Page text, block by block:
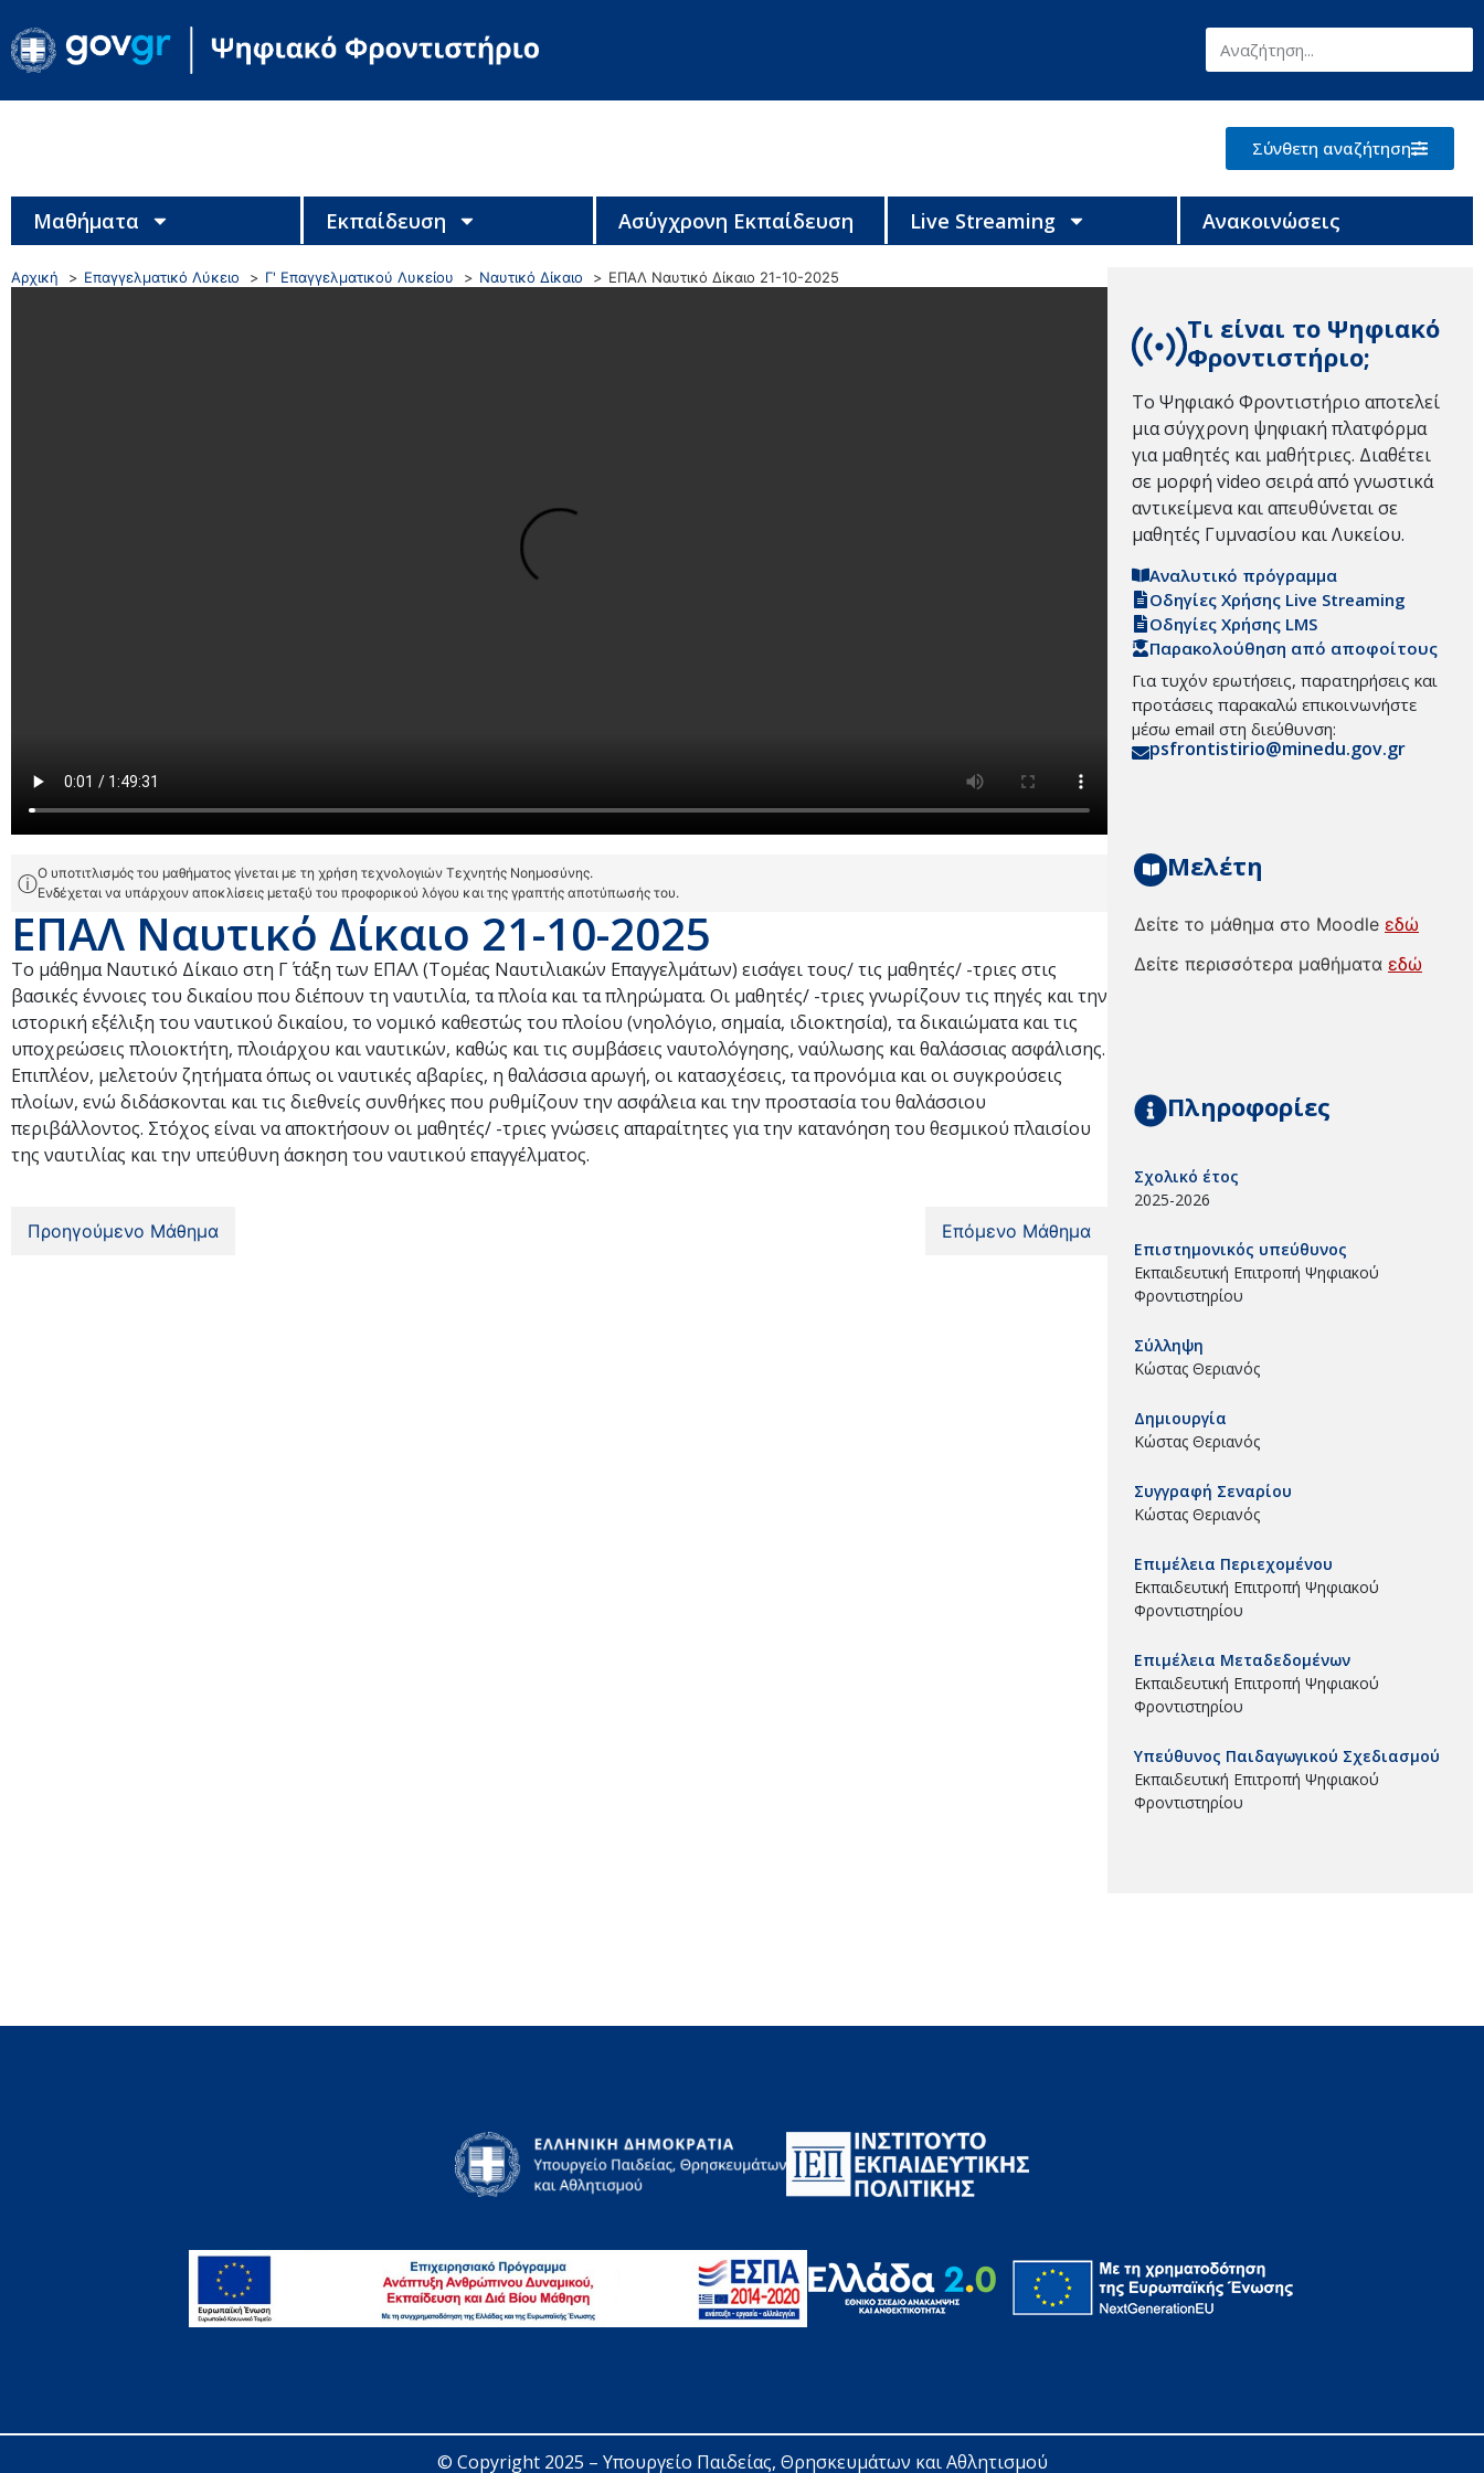
Σύνθετη αναζήτηση
Μαθήματα Εκπαίδευση Ασύγχρονη Εκπαίδευση Live Streaming Ανακοινώσεις
Αρχική Επαγγελματικό Λύκειο Γ' Επαγγελματικού Λυκείου Ναυτικό Δίκαιο ΕΠΑΛ Ναυτικό Δίκαιο 21-10-2025
ⓘΟ υποτιτλισμός του μαθήματος γίνεται με τη χρήση τεχνολογιών Τεχνητής Νοημοσύνης.
Ενδέχεται να υπάρχουν αποκλίσεις μεταξύ του προφορικού λόγου και της γραπτής αποτύπωσής του.
ΕΠΑΛ Ναυτικό Δίκαιο 21-10-2025
Το μάθημα Ναυτικό Δίκαιο στη Γ΄ τάξη των ΕΠΑΛ (Τομέας Ναυτιλιακών Επαγγελμάτων) εισάγει τους/ τις μαθητές/ -τριες στις
βασικές έννοιες του δικαίου που διέπουν τη ναυτιλία, τα πλοία και τα πληρώματα. Οι μαθητές/ -τριες γνωρίζουν τις πηγές και την
ιστορική εξέλιξη του ναυτικού δικαίου, το νομικό καθεστώς του πλοίου (νηολόγιο, σημαία, ιδιοκτησία), τα δικαιώματα και τις
υποχρεώσεις πλοιοκτήτη, πλοιάρχου και ναυτικών, καθώς και τις συμβάσεις ναυτολόγησης, ναύλωσης και θαλάσσιας ασφάλισης.
Επιπλέον, μελετούν ζητήματα όπως οι ναυτικές αβαρίες, η θαλάσσια αρωγή, οι κατασχέσεις, τα προνόμια και οι συγκρούσεις
πλοίων, ενώ διδάσκονται και τις διεθνείς συνθήκες που ρυθμίζουν την ασφάλεια και την προστασία του θαλάσσιου
περιβάλλοντος. Στόχος είναι να αποκτήσουν οι μαθητές/ -τριες γνώσεις απαραίτητες για την κατανόηση του θεσμικού πλαισίου
της ναυτιλίας και την υπεύθυνη άσκηση του ναυτικού επαγγέλματος.
Προηγούμενο Μάθημα Επόμενο Μάθημα
Τι είναι το Ψηφιακό
Φροντιστήριο;
Το Ψηφιακό Φροντιστήριο αποτελεί
μια σύγχρονη ψηφιακή πλατφόρμα
για μαθητές και μαθήτριες. Διαθέτει
σε μορφή video σειρά από γνωστικά
αντικείμενα και απευθύνεται σε
μαθητές Γυμνασίου και Λυκείου.
Αναλυτικό πρόγραμμα
Οδηγίες Χρήσης Live Streaming
Οδηγίες Χρήσης LMS
Παρακολούθηση από αποφοίτους
Για τυχόν ερωτήσεις, παρατηρήσεις και
προτάσεις παρακαλώ επικοινωνήστε
μέσω email στη διεύθυνση:
psfrontistirio@minedu.gov.gr
Μελέτη
Δείτε το μάθημα στο Moodle εδώ
Δείτε περισσότερα μαθήματα εδώ
Πληροφορίες
Σχολικό έτος
2025-2026
Επιστημονικός υπεύθυνος
Εκπαιδευτική Επιτροπή Ψηφιακού
Φροντιστηρίου
Σύλληψη
Κώστας Θεριανός
Δημιουργία
Κώστας Θεριανός
Συγγραφή Σεναρίου
Κώστας Θεριανός
Επιμέλεια Περιεχομένου
Εκπαιδευτική Επιτροπή Ψηφιακού
Φροντιστηρίου
Επιμέλεια Μεταδεδομένων
Εκπαιδευτική Επιτροπή Ψηφιακού
Φροντιστηρίου
Υπεύθυνος Παιδαγωγικού Σχεδιασμού
Εκπαιδευτική Επιτροπή Ψηφιακού
Φροντιστηρίου
© Copyright 2025 – Υπουργείο Παιδείας, Θρησκευμάτων και Αθλητισμού